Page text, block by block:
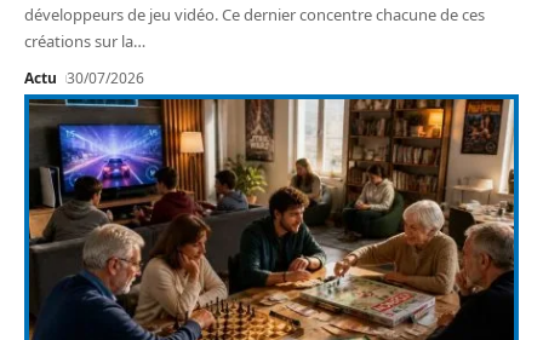
développeurs de jeu vidéo. Ce dernier concentre chacune de ces
créations sur la…
Actu 30/07/2026